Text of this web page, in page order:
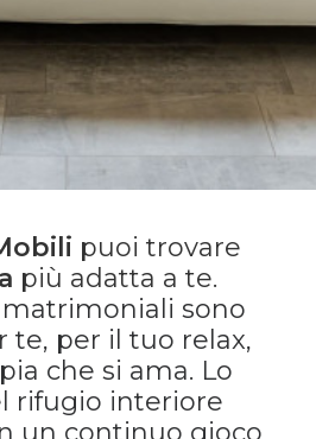
puoi trovare
più adatta a te.
sono
te, per il tuo relax,
che si ama. Lo
rifugio interiore
un continuo gioco